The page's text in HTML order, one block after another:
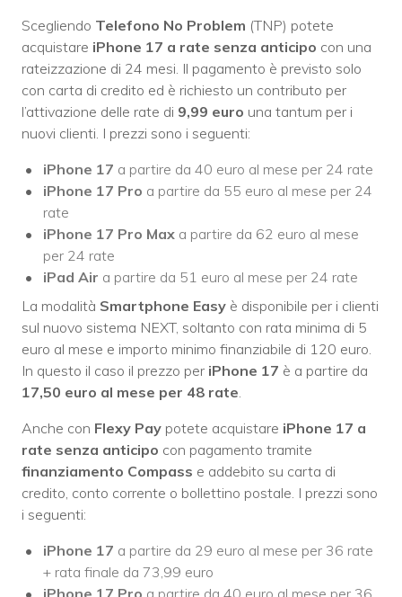
Scegliendo Telefono No Problem (TNP) potete
acquistare iPhone 17 a rate senza anticipo con una
rateizzazione di 24 mesi. Il pagamento è previsto solo
con carta di credito ed è richiesto un contributo per
l’attivazione delle rate di 9,99 euro una tantum per i
nuovi clienti. I prezzi sono i seguenti:
iPhone 17 a partire da 40 euro al mese per 24 rate
iPhone 17 Pro a partire da 55 euro al mese per 24
rate
iPhone 17 Pro Max a partire da 62 euro al mese
per 24 rate
iPad Air a partire da 51 euro al mese per 24 rate
La modalità Smartphone Easy è disponibile per i clienti
sul nuovo sistema NEXT, soltanto con rata minima di 5
euro al mese e importo minimo finanziabile di 120 euro.
In questo il caso il prezzo per iPhone 17 è a partire da
17,50 euro al mese per 48 rate.
Anche con Flexy Pay potete acquistare iPhone 17 a
rate senza anticipo con pagamento tramite
finanziamento Compass e addebito su carta di
credito, conto corrente o bollettino postale. I prezzi sono
i seguenti:
iPhone 17 a partire da 29 euro al mese per 36 rate
+ rata finale da 73,99 euro